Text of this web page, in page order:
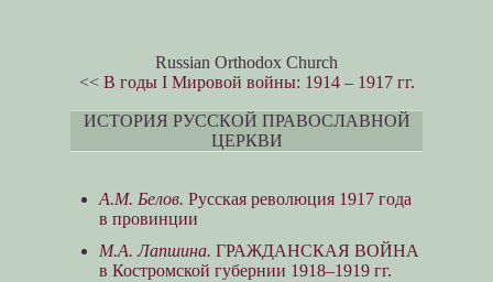
Russian Orthodox Church
<< В годы I Мировой войны: 1914 – 1917 гг.
ИСТОРИЯ РУССКОЙ ПРАВОСЛАВНОЙ
ЦЕРКВИ
А.М. Белов. Русская революция 1917 года
в провинции
М.А. Лапшина. ГРАЖДАНСКАЯ ВОЙНА
в Костромской губернии 1918–1919 гг.